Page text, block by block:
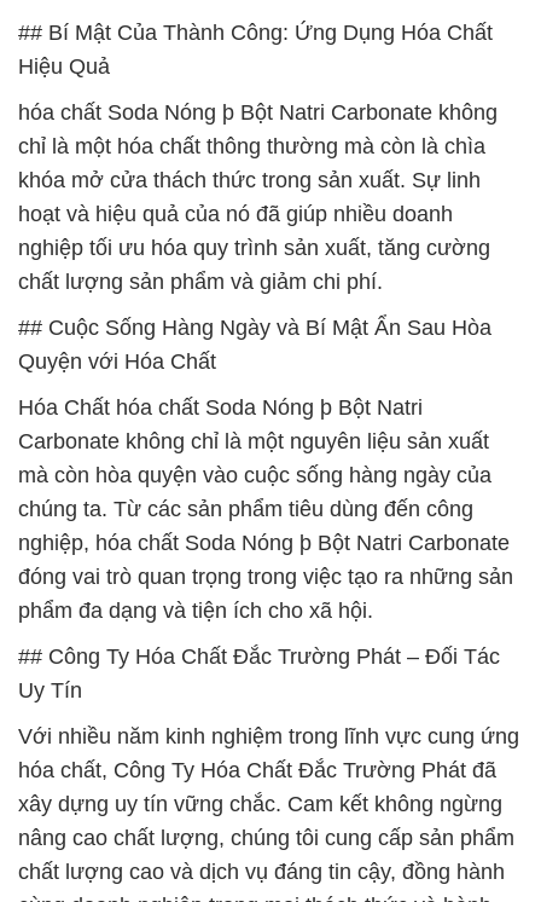
## Bí Mật Của Thành Công: Ứng Dụng Hóa Chất
Hiệu Quả
hóa chất Soda Nóng þ Bột Natri Carbonate không
chỉ là một hóa chất thông thường mà còn là chìa
khóa mở cửa thách thức trong sản xuất. Sự linh
hoạt và hiệu quả của nó đã giúp nhiều doanh
nghiệp tối ưu hóa quy trình sản xuất, tăng cường
chất lượng sản phẩm và giảm chi phí.
## Cuộc Sống Hàng Ngày và Bí Mật Ẩn Sau Hòa
Quyện với Hóa Chất
Hóa Chất hóa chất Soda Nóng þ Bột Natri
Carbonate không chỉ là một nguyên liệu sản xuất
mà còn hòa quyện vào cuộc sống hàng ngày của
chúng ta. Từ các sản phẩm tiêu dùng đến công
nghiệp, hóa chất Soda Nóng þ Bột Natri Carbonate
đóng vai trò quan trọng trong việc tạo ra những sản
phẩm đa dạng và tiện ích cho xã hội.
## Công Ty Hóa Chất Đắc Trường Phát – Đối Tác
Uy Tín
Với nhiều năm kinh nghiệm trong lĩnh vực cung ứng
hóa chất, Công Ty Hóa Chất Đắc Trường Phát đã
xây dựng uy tín vững chắc. Cam kết không ngừng
nâng cao chất lượng, chúng tôi cung cấp sản phẩm
chất lượng cao và dịch vụ đáng tin cậy, đồng hành